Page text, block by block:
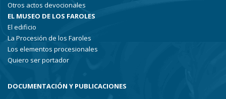
Otros actos devocionales
EL MUSEO DE LOS FAROLES
El edificio
La Procesión de los Faroles
Los elementos procesionales
Quiero ser portador
DOCUMENTACIÓN Y PUBLICACIONES